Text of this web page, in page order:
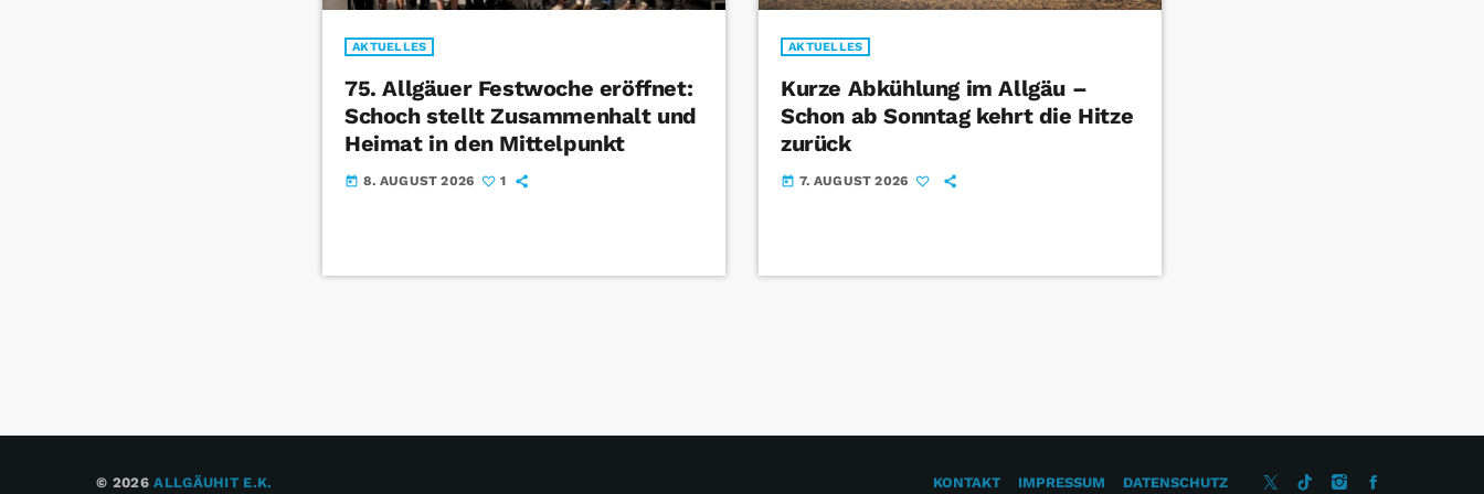
AKTUELLES
75. Allgäuer Festwoche eröffnet:
Schoch stellt Zusammenhalt und
Heimat in den Mittelpunkt
today 8. AUGUST 2026 1
AKTUELLES
Kurze Abkühlung im Allgäu –
Schon ab Sonntag kehrt die Hitze
zurück
today 7. AUGUST 2026
© 2026ALLGÄUHIT E.K. KONTAKT IMPRESSUM DATENSCHUTZ